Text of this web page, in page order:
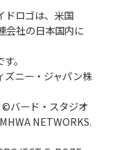
ドロゴは、米国
会社の日本国内に
。
ズニー・ジャパン株
ード・スタジオ
NETWORKS.